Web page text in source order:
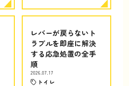
レバーが戻らないト
ラブルを即座に解決
する応急処置の全手
順
2026.07.17
トイレ